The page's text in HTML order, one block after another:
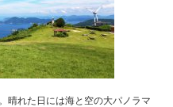
晴れた日には海と空の大パノラマ